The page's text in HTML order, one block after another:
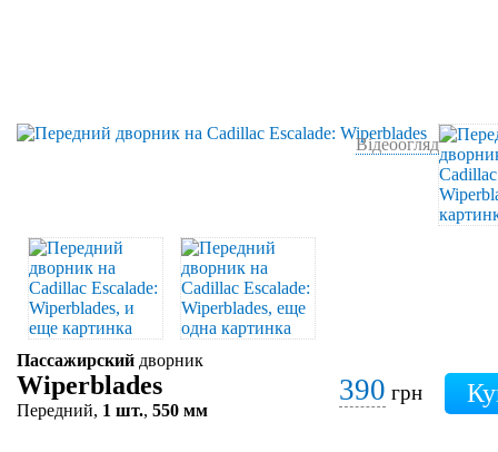
Відеоогляд
Пассажирский дворник
Wiperblades
Передний, 1 шт., 550 мм
390 грн